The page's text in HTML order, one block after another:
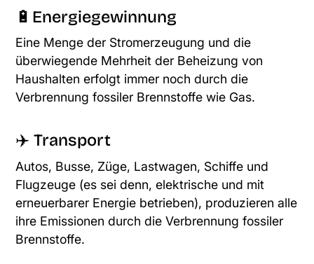
🔋Energiegewinnung
Eine Menge der Stromerzeugung und die
überwiegende Mehrheit der Beheizung von
Haushalten erfolgt immer noch durch die
Verbrennung fossiler Brennstoffe wie Gas.
✈️ Transport
Autos, Busse, Züge, Lastwagen, Schiffe und
Flugzeuge (es sei denn, elektrische und mit
erneuerbarer Energie betrieben), produzieren alle
ihre Emissionen durch die Verbrennung fossiler
Brennstoffe.